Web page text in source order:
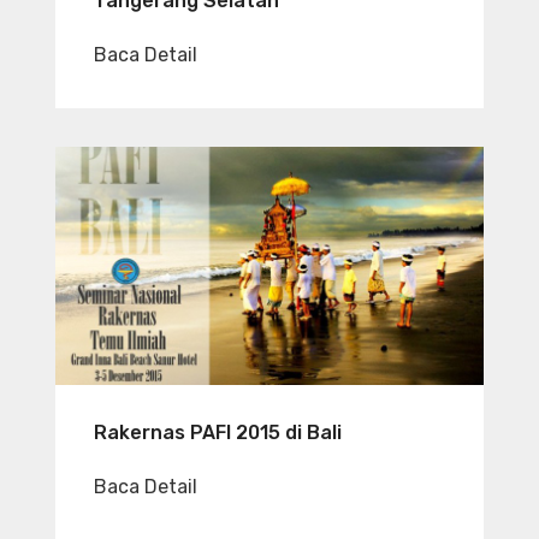
Baca Detail
Rakernas PAFI 2015 di Bali
Baca Detail